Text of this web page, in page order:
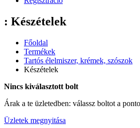
: Készételek
Főoldal
Termékek
Tartós élelmiszer, krémek, szószok
Készételek
Nincs kiválasztott bolt
Árak a te üzletedben: válassz boltot a
Üzletek megnyitása